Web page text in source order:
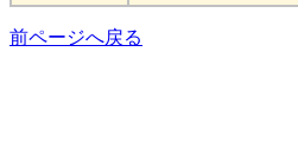
前ページへ戻る